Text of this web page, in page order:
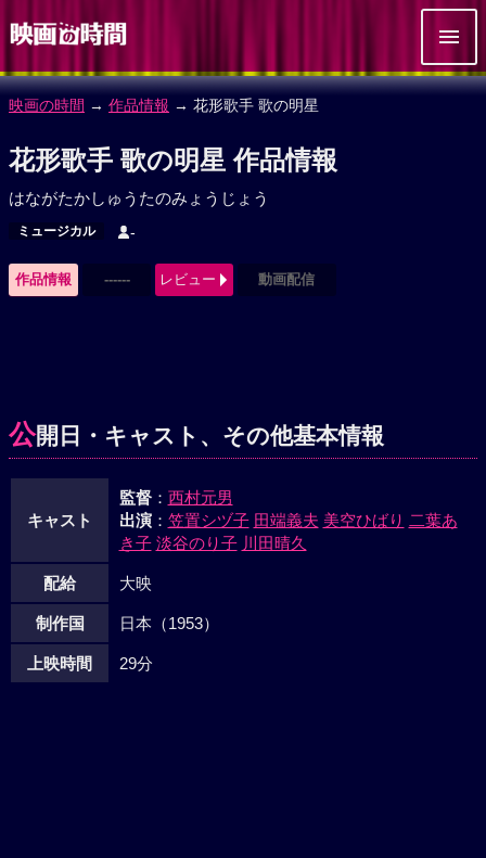
映画の時間 → 作品情報 → 花形歌手 歌の明星
花形歌手 歌の明星 作品情報
はながたかしゅうたのみょうじょう
ミュージカル -
作品情報 ------ レビュー 動画配信
公開日・キャスト、その他基本情報
キャスト
監督： 西村元男
出演： 笠置シヅ子 田端義夫 美空ひばり 二葉あ
き子 淡谷のり子 川田晴久
配給 大映
制作国 日本（1953）
上映時間 29分